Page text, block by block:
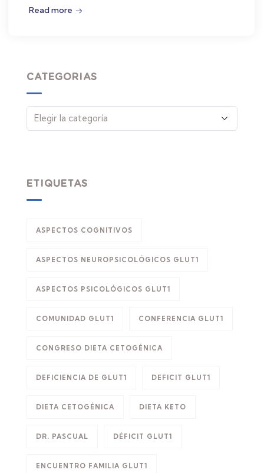
Read more
CATEGORIAS
ETIQUETAS
ASPECTOS COGNITIVOS
ASPECTOS NEUROPSICOLÓGICOS GLUT1
ASPECTOS PSICOLÓGICOS GLUT1
COMUNIDAD GLUT1 CONFERENCIA GLUT1
CONGRESO DIETA CETOGÉNICA
DEFICIENCIA DE GLUT1 DEFICIT GLUT1
DIETA CETOGÉNICA DIETA KETO
DR. PASCUAL DÉFICIT GLUT1
ENCUENTRO FAMILIA GLUT1